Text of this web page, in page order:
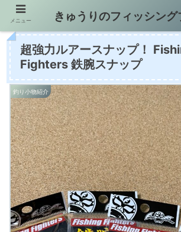
超強力ルアースナップ！
Fighters 鉄腕スナップ
釣り小物紹介
メニュー きゅうりのフィッシング